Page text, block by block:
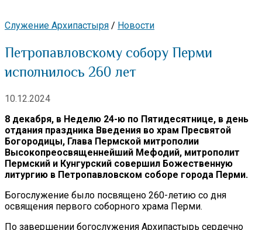
Служение Архипастыря / Новости
Петропавловскому собору Перми
исполнилось 260 лет
10.12.2024
8 декабря, в Неделю 24-ю по Пятидесятнице, в день
отдания праздника Введения во храм Пресвятой
Богородицы, Глава Пермской митрополии
Высокопреосвященнейший Мефодий, митрополит
Пермский и Кунгурский совершил Божественную
литургию в Петропавловском соборе города Перми.
Богослужение было посвящено 260-летию со дня
освящения первого соборного храма Перми.
По завершении богослужения Архипастырь сердечно